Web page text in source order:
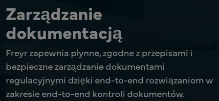
Zarządzanie
dokumentacją
Freyr zapewnia płynne, zgodne z przepisami i
bezpieczne zarządzanie dokumentami
regulacyjnymi dzięki end-to-end rozwiązaniom w
zakresie end-to-end kontroli dokumentów.